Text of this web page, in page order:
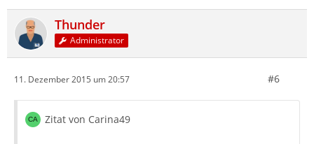
Thunder
Administrator
11. Dezember 2015 um 20:57 #6
Zitat von Carina49